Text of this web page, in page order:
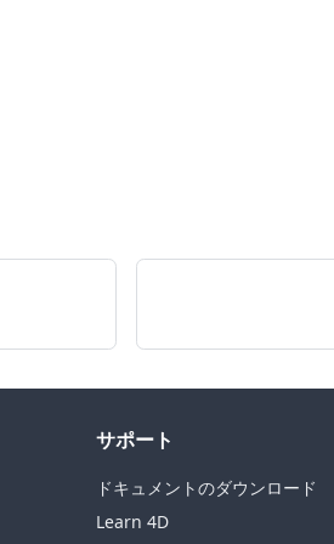
サポート
ドキュメントのダウンロード
Learn 4D